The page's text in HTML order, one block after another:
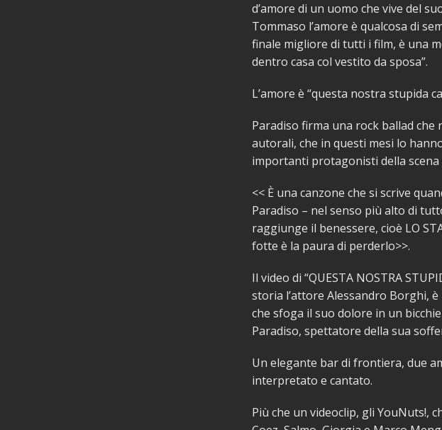
d’amore di un uomo che vive del
Tommaso l’amore è qualcosa di
finale migliore di tutti i film, è una
dentro casa col vestito da sposa”.
L’amore è “questa nostra stupida
Paradiso firma una rock ballad
autorali, che in questi mesi lo
importanti protagonisti della scena
<< È una canzone che si scrive
Paradiso – nel senso più alto di
raggiunge il benessere, cioè LO
fotte è la paura di perderlo>>.
Il video di “QUESTA NOSTRA
storia l’attore Alessandro Borghi,
che sfoga il suo dolore in un
Paradiso, spettatore della sua
Un elegante bar di frontiera, due
interpretato e cantato.
Più che un videoclip, gli YouNuts!,